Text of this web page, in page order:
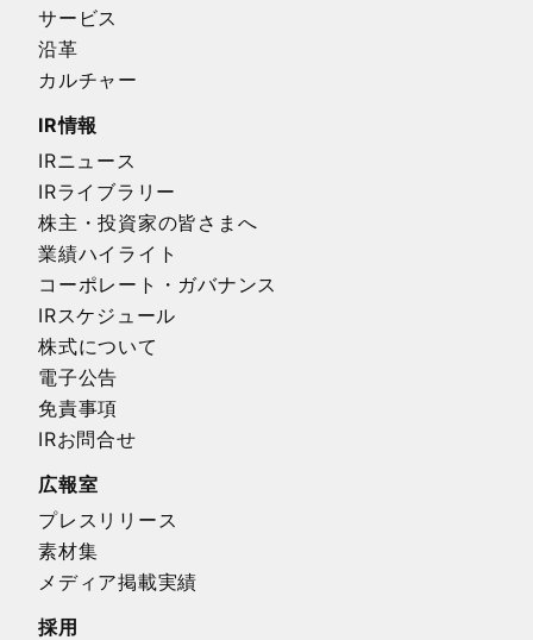
サービス
沿革
カルチャー
IR情報
IRニュース
IRライブラリー
株主・投資家の皆さまへ
業績ハイライト
コーポレート・ガバナンス
IRスケジュール
株式について
電子公告
免責事項
IRお問合せ
広報室
プレスリリース
素材集
メディア掲載実績
採用